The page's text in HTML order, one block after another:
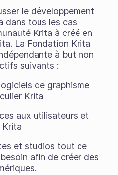
le développement
dans tous les cas
Krita à créé en
La Fondation Krita
à but non
suivants :
de graphisme
Krita
aux utilisateurs et
Krita
et studios tout ce
afin de créer des